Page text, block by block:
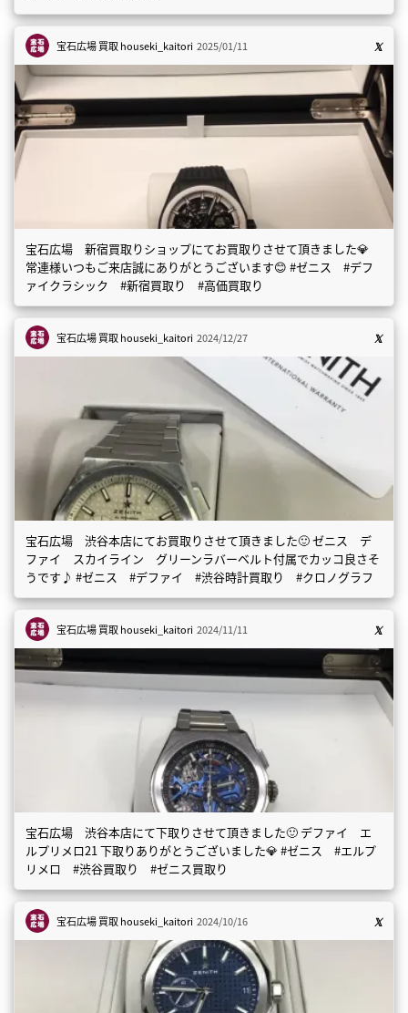
宝石広場 買取houseki_kaitori 2025/01/11
宝石広場 新宿買取りショップにてお買取りさせて頂きました💎
常連様いつもご来店誠にありがとうございます😊 #ゼニス #デフ
ァイクラシック #新宿買取り #高価買取り
宝石広場 買取houseki_kaitori 2024/12/27
宝石広場 渋谷本店にてお買取りさせて頂きました🙂 ゼニス デ
ファイ スカイライン グリーンラバーベルト付属でカッコ良さそ
うです♪ #ゼニス #デファイ #渋谷時計買取り #クロノグラフ
宝石広場 買取houseki_kaitori 2024/11/11
宝石広場 渋谷本店にて下取りさせて頂きました🙂 デファイ エ
ルプリメロ21 下取りありがとうございました💎 #ゼニス #エルプ
リメロ #渋谷買取り #ゼニス買取り
宝石広場 買取houseki_kaitori 2024/10/16